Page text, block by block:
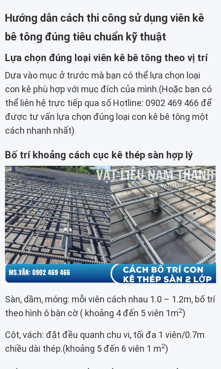
Hướng dẫn cách thi công sử dụng viên kê
bê tông đúng tiêu chuẩn kỹ thuật
Lựa chọn đúng loại viên kê bê tông theo vị trí
Dựa vào mục ở trước mà bạn có thể lựa chọn loại
con kê phù hợp với mục đích của mình.(Hoặc bạn có
thể liên hệ trực tiếp qua số Hotline: 0902 469 466 để
được tư vấn lựa chọn đúng loại con kê bê tông một
cách nhanh nhất)
Bố trí khoảng cách cục kê thép sàn hợp lý
Sàn, dầm, móng: mỗi viên cách nhau 1.0 – 1.2m, bố trí
theo hình ô bàn cờ ( khoảng 4 đến 5 viên 1m2)
Cột, vách: đặt đều quanh chu vi, tối đa 1 viên/0.7m
chiều dài thép.(khoảng 5 đến 6 viên 1 m2)